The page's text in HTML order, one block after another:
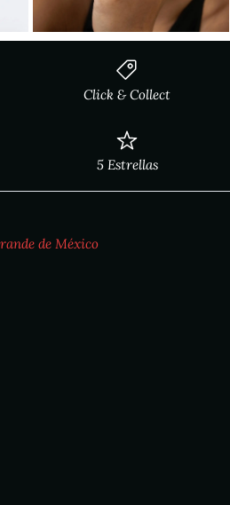
Click & Collect
5 Estrellas
de México